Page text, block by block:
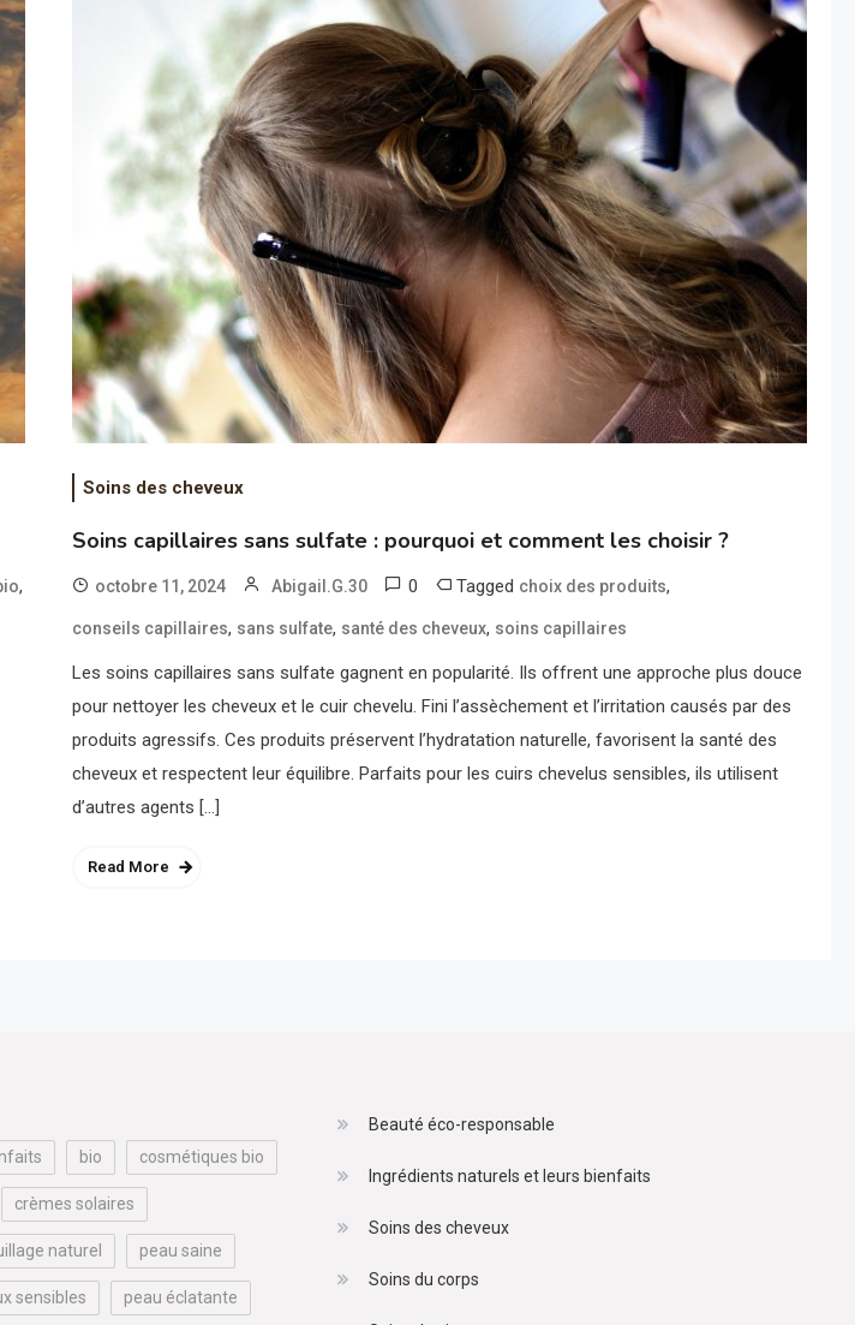
,
Soins des cheveux
Soins capillaires sans sulfate : pourquoi et comment les choisir ?
octobre 11, 2024 Abigail.G.30 0 Tagged choix des produits,
conseils capillaires, sans sulfate, santé des cheveux, soins capillaires
Les soins capillaires sans sulfate gagnent en popularité. Ils offrent une approche plus douce
pour nettoyer les cheveux et le cuir chevelu. Fini l’assèchement et l’irritation causés par des
produits agressifs. Ces produits préservent l’hydratation naturelle, favorisent la santé des
cheveux et respectent leur équilibre. Parfaits pour les cuirs chevelus sensibles, ils utilisent
d’autres agents […]
Read More
bio cosmétiques bio
crèmes solaires
naturel peau saine
sensibles peau éclatante
Beauté éco-responsable
Ingrédients naturels et leurs bienfaits
Soins des cheveux
Soins du corps